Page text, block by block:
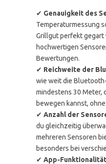
✔ Genauigkeit des
Temperaturmessung
Grillgut perfekt gegart
hochwertigen
Bewertungen.
✔ Reichweite der
wie weit die
mindestens 30 Meter,
bewegen kannst,
✔ Anzahl der
du gleichzeitig
mehreren Sensoren
besonders bei
✔ App-